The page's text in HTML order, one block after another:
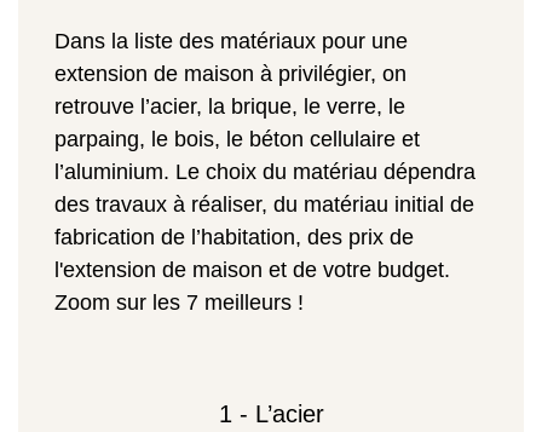
Dans la liste des matériaux pour une
extension de maison à privilégier, on
retrouve l’acier, la brique, le verre, le
parpaing, le bois, le béton cellulaire et
l’aluminium. Le choix du matériau dépendra
des travaux à réaliser, du matériau initial de
fabrication de l’habitation, des prix de
l'extension de maison et de votre budget.
Zoom sur les 7 meilleurs !
1 - L’acier